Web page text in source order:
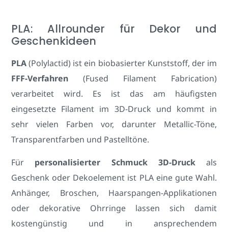
PLA: Allrounder für Dekor und
Geschenkideen
PLA(Polylactid) ist ein biobasierter Kunststoff, der im
FFF-Verfahren (Fused Filament Fabrication)
verarbeitet wird. Es ist das am häufigsten
eingesetzte Filament im 3D-Druck und kommt in
sehr vielen Farben vor, darunter Metallic-Töne,
Transparentfarben und Pastelltöne.
Für personalisierter Schmuck 3D-Druckals
Geschenk oder Dekoelement ist PLA eine gute Wahl.
Anhänger, Broschen, Haarspangen-Applikationen
oder dekorative Ohrringe lassen sich damit
kostengünstig und in ansprechendem